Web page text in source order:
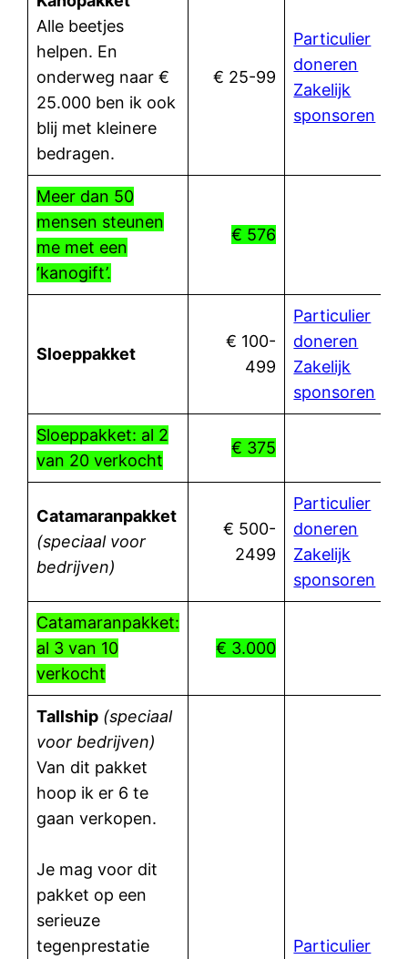
Alle beetjes
helpen. En
onderweg naar €
25.000 ben ik ook
blij met kleinere
bedragen.
€ 25-99
Particulier
doneren
Zakelijk
sponsoren
Meer dan 50
mensen steunen
me met een
‘kanogift’.
€ 576
Sloeppakket
€ 100-
499
Particulier
doneren
Zakelijk
sponsoren
Sloeppakket: al 2
van 20 verkocht
€ 375
Catamaranpakket
(speciaal voor
bedrijven)
€ 500-
2499
Particulier
doneren
Zakelijk
sponsoren
Catamaranpakket:
al 3 van 10
verkocht
€ 3.000
Tallship (speciaal
voor bedrijven)
Van dit pakket
hoop ik er 6 te
gaan verkopen.
Je mag voor dit
pakket op een
serieuze
tegenprestatie
Particulier